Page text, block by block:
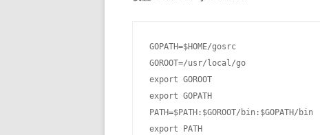
GOPATH=$HOME/gosrc
GOROOT=/usr/local/go
export GOROOT
export GOPATH
PATH=$PATH:$GOROOT/bin:$GOPATH/bin